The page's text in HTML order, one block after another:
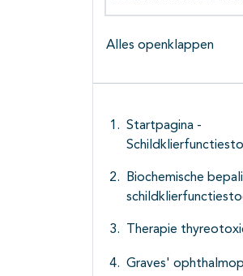
Alles openklappen
Startpagina -
Biochemische
Therapie
Graves'